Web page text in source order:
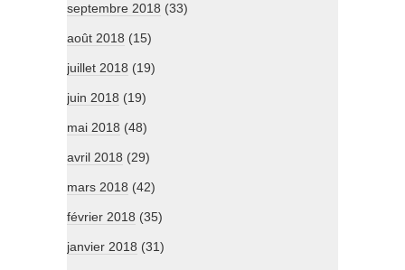
septembre 2018 (33)
août 2018 (15)
juillet 2018 (19)
juin 2018 (19)
mai 2018 (48)
avril 2018 (29)
mars 2018 (42)
février 2018 (35)
janvier 2018 (31)